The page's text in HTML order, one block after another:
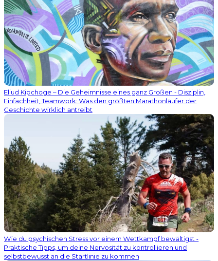
Eliud Kipchoge – Die Geheimnisse eines ganz Großen - Disziplin,
Einfachheit, Teamwork: Was den größten Marathonläufer der
Geschichte wirklich antreibt
Wie du psychischen Stress vor einem Wettkampf bewältigst -
Praktische Tipps, um deine Nervosität zu kontrollieren und
selbstbewusst an die Startlinie zu kommen